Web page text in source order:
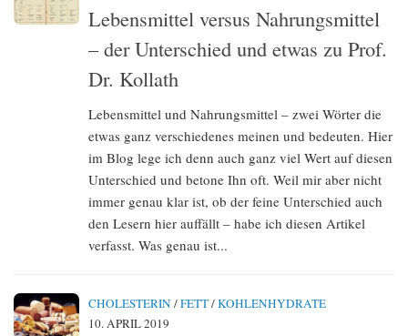
Lebensmittel versus Nahrungsmittel
– der Unterschied und etwas zu Prof.
Dr. Kollath
Lebensmittel und Nahrungsmittel – zwei Wörter die
etwas ganz verschiedenes meinen und bedeuten. Hier
im Blog lege ich denn auch ganz viel Wert auf diesen
Unterschied und betone Ihn oft. Weil mir aber nicht
immer genau klar ist, ob der feine Unterschied auch
den Lesern hier auffällt – habe ich diesen Artikel
verfasst. Was genau ist...
CHOLESTERIN /FETT/KOHLENHYDRATE
10. APRIL 2019